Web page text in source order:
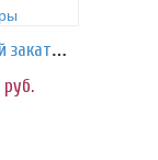
Малиновый закат/шары
руб.